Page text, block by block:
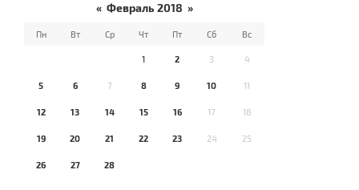
« Февраль 2018 »
Пн Вт Ср Чт Пт Сб Вс
1 2 3 4
5 6 7 8 9 10 11
12 13 14 15 16 17 18
19 20 21 22 23 24 25
26 27 28